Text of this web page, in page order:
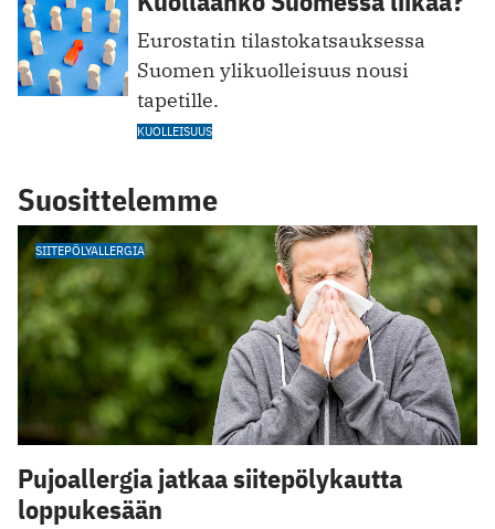
Eurostatin tilastokatsauksessa
Suomen ylikuolleisuus nousi
tapetille.
KUOLLEISUUS
Suosittelemme
SIITEPÖLYALLERGIA
Pujoallergia jatkaa siitepölykautta
loppukesään